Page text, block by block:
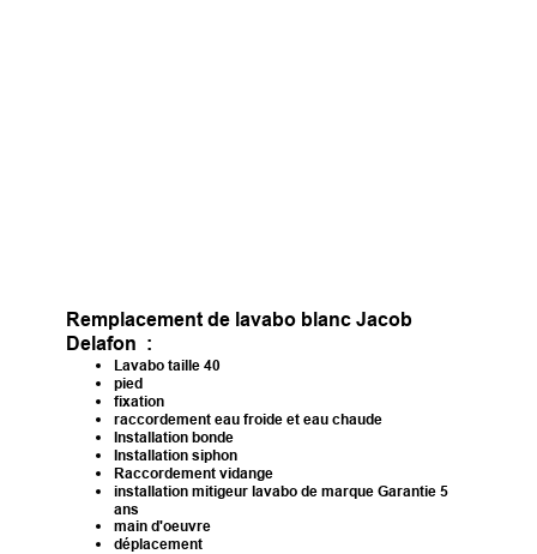
Remplacement de lavabo blanc Jacob
Delafon :
Lavabo taille 40
pied
fixation
raccordement eau froide et eau chaude
Installation bonde
Installation siphon
Raccordement vidange
installation mitigeur lavabo de marque Garantie 5
ans
main d'oeuvre
déplacement